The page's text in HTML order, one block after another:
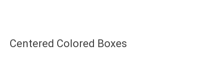
Centered Colored Boxes